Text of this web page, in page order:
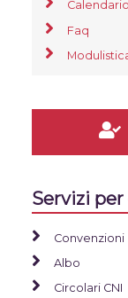
Faq
Servizi
Convenzioni
Albo
Circolari CNI